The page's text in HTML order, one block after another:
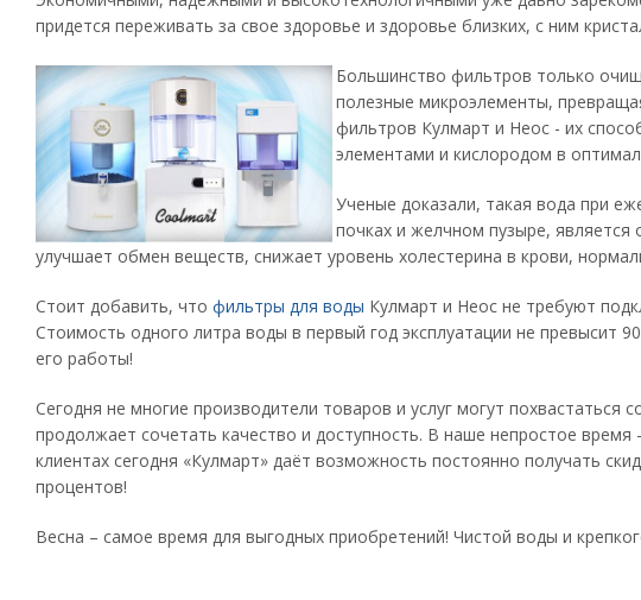
придется переживать за свое здоровье и здоровье близких, с ним
Большинство фильтров только
полезные микроэлементы,
фильтров Кулмарт и Неос - их
элементами и кислородом в
Ученые доказали, такая вода при
почках и желчном пузыре, является
улучшает обмен веществ, снижает уровень холестерина в крови,
Стоит добавить, что фильтры для воды Кулмарт и Неос не требуют
Стоимость одного литра воды в первый год эксплуатации не превысит
его работы!
Сегодня не многие производители товаров и услуг могут
продолжает сочетать качество и доступность. В наше непростое
клиентах сегодня «Кулмарт» даёт возможность постоянно получать
процентов!
Весна – самое время для выгодных приобретений! Чистой воды и